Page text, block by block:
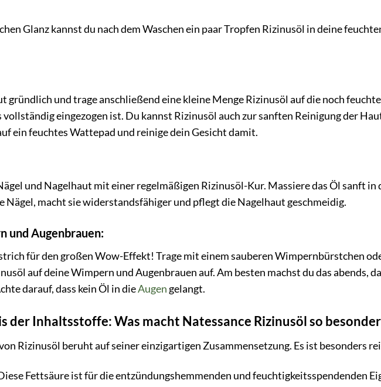
Glanz kannst du nach dem Waschen ein paar Tropfen Rizinusöl in deine
gründlich und trage anschließend eine kleine Menge Rizinusöl auf die noch
vollständig eingezogen ist. Du kannst Rizinusöl auch zur sanften Reinigung der
ein feuchtes Wattepad und reinige dein Gesicht damit.
und Nagelhaut mit einer regelmäßigen Rizinusöl-Kur. Massiere das Öl sanft in
Nägel, macht sie widerstandsfähiger und pflegt die Nagelhaut geschmeidig.
und Augenbrauen:
für den großen Wow-Effekt! Trage mit einem sauberen Wimpernbürstchen
auf deine Wimpern und Augenbrauen auf. Am besten machst du das abends,
darauf, dass kein Öl in dieAugengelangt.
der Inhaltsstoffe: Was macht Natessance Rizinusöl so
Rizinusöl beruht auf seiner einzigartigen Zusammensetzung. Es ist besonders
Fettsäure ist für die entzündungshemmenden und feuchtigkeitsspendenden